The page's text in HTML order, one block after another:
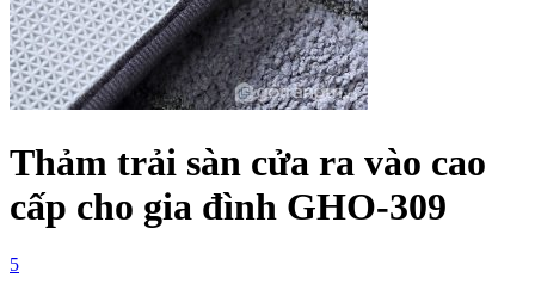
Thảm trải sàn cửa ra vào cao
cấp cho gia đình GHO-309
5